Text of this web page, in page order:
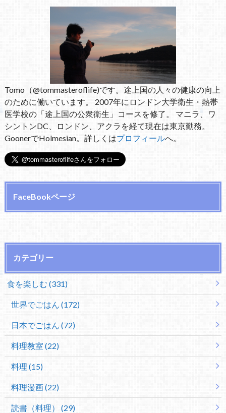
Tomo（@tommasteroflife)です。途上国の人々の健康の向上
のために働いています。 2007年にロンドン大学衛生・熱帯
医学校の「途上国の公衆衛生」コースを修了。 マニラ、ワ
シントンDC、ロンドン、アクラを経て現在は東京勤務。
GoonerでHolmesian。詳しくはプロフィールへ。
FaceBookページ
カテゴリー
食を楽しむ (331)
世界でごはん (172)
日本でごはん (72)
料理教室 (22)
料理 (15)
料理漫画 (22)
読書（料理） (29)